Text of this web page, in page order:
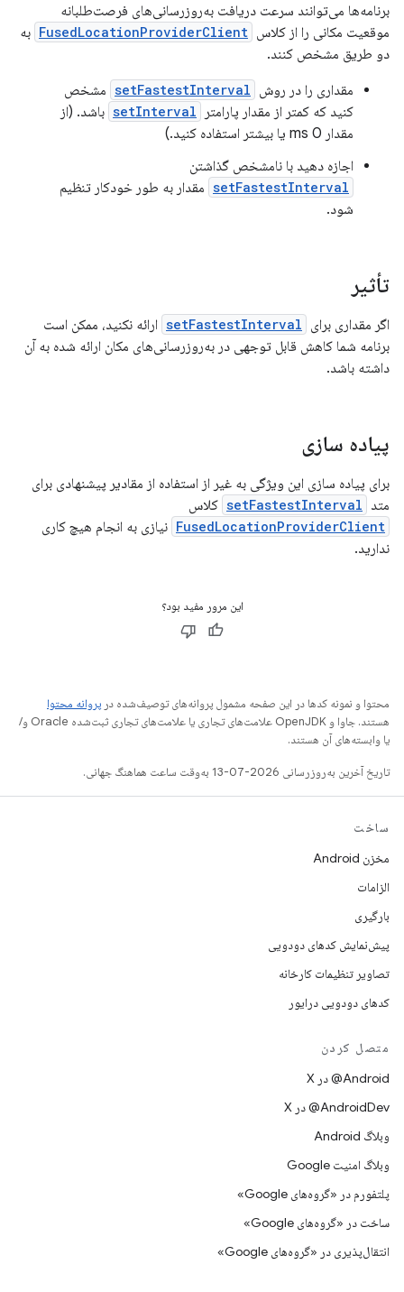
برنامه‌ها می‌توانند سرعت دریافت به‌روزرسانی‌های فرصت‌طلبانه
موقعیت مکانی را از کلاس FusedLocationProviderClient به
دو طریق مشخص کنند.
مقداری را در روش setFastestInterval مشخص
کنید که کمتر از مقدار پارامتر
setInterval باشد. (از
مقدار 0 ms یا بیشتر استفاده کنید.)
اجازه دهید با نامشخص گذاشتن
setFastestInterval مقدار به طور خودکار تنظیم
شود.
تأثیر
اگر مقداری برای setFastestInterval ارائه نکنید، ممکن است
برنامه شما کاهش قابل توجهی در به‌روزرسانی‌های مکان ارائه شده به آن
داشته باشد.
پیاده سازی
برای پیاده سازی این ویژگی به غیر از استفاده از مقادیر پیشنهادی برای
متد setFastestInterval کلاس
FusedLocationProviderClient نیازی به انجام هیچ کاری
ندارید.
این مرور مفید بود؟
محتوا و نمونه کدها در این صفحه مشمول پروانه‌های توصیف‌شده در پروانه محتوا
هستند. جاوا و OpenJDK علامت‌های تجاری یا علامت‌های تجاری ثبت‌شده Oracle و/
یا وابسته‌های آن هستند.
تاریخ آخرین به‌روزرسانی 2026-07-13 به‌وقت ساعت هماهنگ جهانی.
ساخت
مخزن Android
الزامات
بارگیری
پیش‌نمایش کدهای دودویی
تصاویر تنظیمات کارخانه
کدهای دودویی درایور
متصل کردن
‫‎@Android در X
‫‎@AndroidDev در X
وبلاگ Android
وبلاگ امنیت Google
پلتفورم در «گروه‌های Google»
ساخت در «گروه‌های Google»
انتقال‌پذیری در «گروه‌های Google»